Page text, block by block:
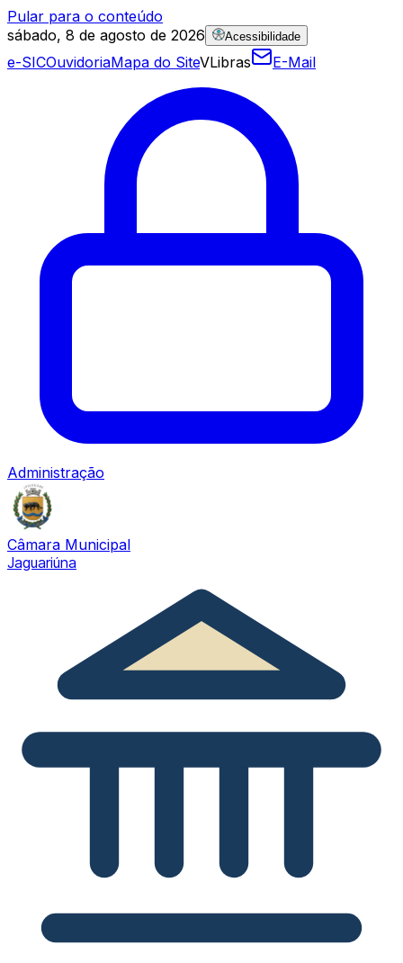
Pular para o conteúdo
sábado, 8 de agosto de 2026
Acessibilidade
e-SICOuvidoriaMapa do SiteVLibras E-Mail
Administração
Câmara Municipal
Jaguariúna